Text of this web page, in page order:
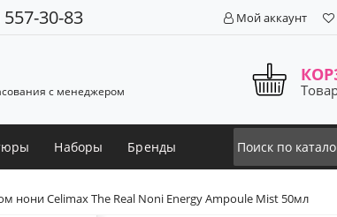
30-83 Мой аккаунт
с менеджером
Наборы Бренды
нони Celimax The Real Noni Energy Ampoule Mist 50мл